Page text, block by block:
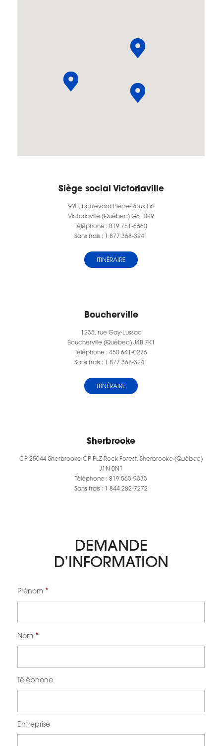
Siège social Victoriaville
990, boulevard Pierre-Roux Est
Victoriaville (Québec) G6T 0K9
Téléphone : 819 751-6660
Sans frais : 1 877 368-3241
ITINÉRAIRE
Boucherville
1235, rue Gay-Lussac
Boucherville (Québec) J4B 7K1
Téléphone : 450 641-0276
Sans frais : 1 877 368-3241
ITINÉRAIRE
Sherbrooke
CP 25044 Sherbrooke CP PLZ Rock Forest, Sherbrooke (Québec)
J1N 0N1
Téléphone : 819 563-9333
Sans frais : 1 844 282-7272
DEMANDE
D’INFORMATION
Prénom *
Nom *
Téléphone
Entreprise